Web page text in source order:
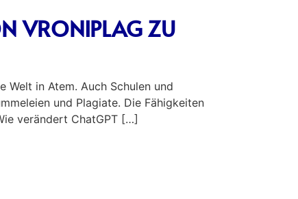
VRONIPLAG ZU
Welt in Atem. Auch Schulen und
und Plagiate. Die Fähigkeiten
verändert ChatGPT […]